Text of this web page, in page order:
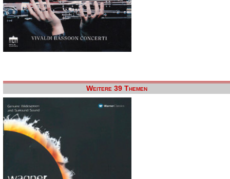
Weitere 39 Themen